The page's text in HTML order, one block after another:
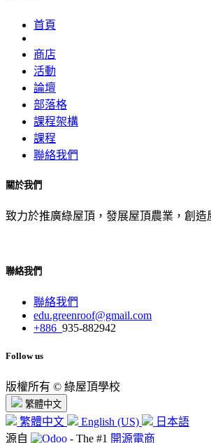
首頁
商店
活動
論壇
部落格
課程架構
課程
聯絡我們
關於我們
致力於推廣綠屋頂，發展屋頂農業，創造
聯絡我們
聯絡我們
edu.greenroof@gmail.com
+886 935-882942
Follow us
版權所有 © 綠屋頂學校
繁體中文
繁體中文 English (US)
日本語
源自
- The #1 開源電商